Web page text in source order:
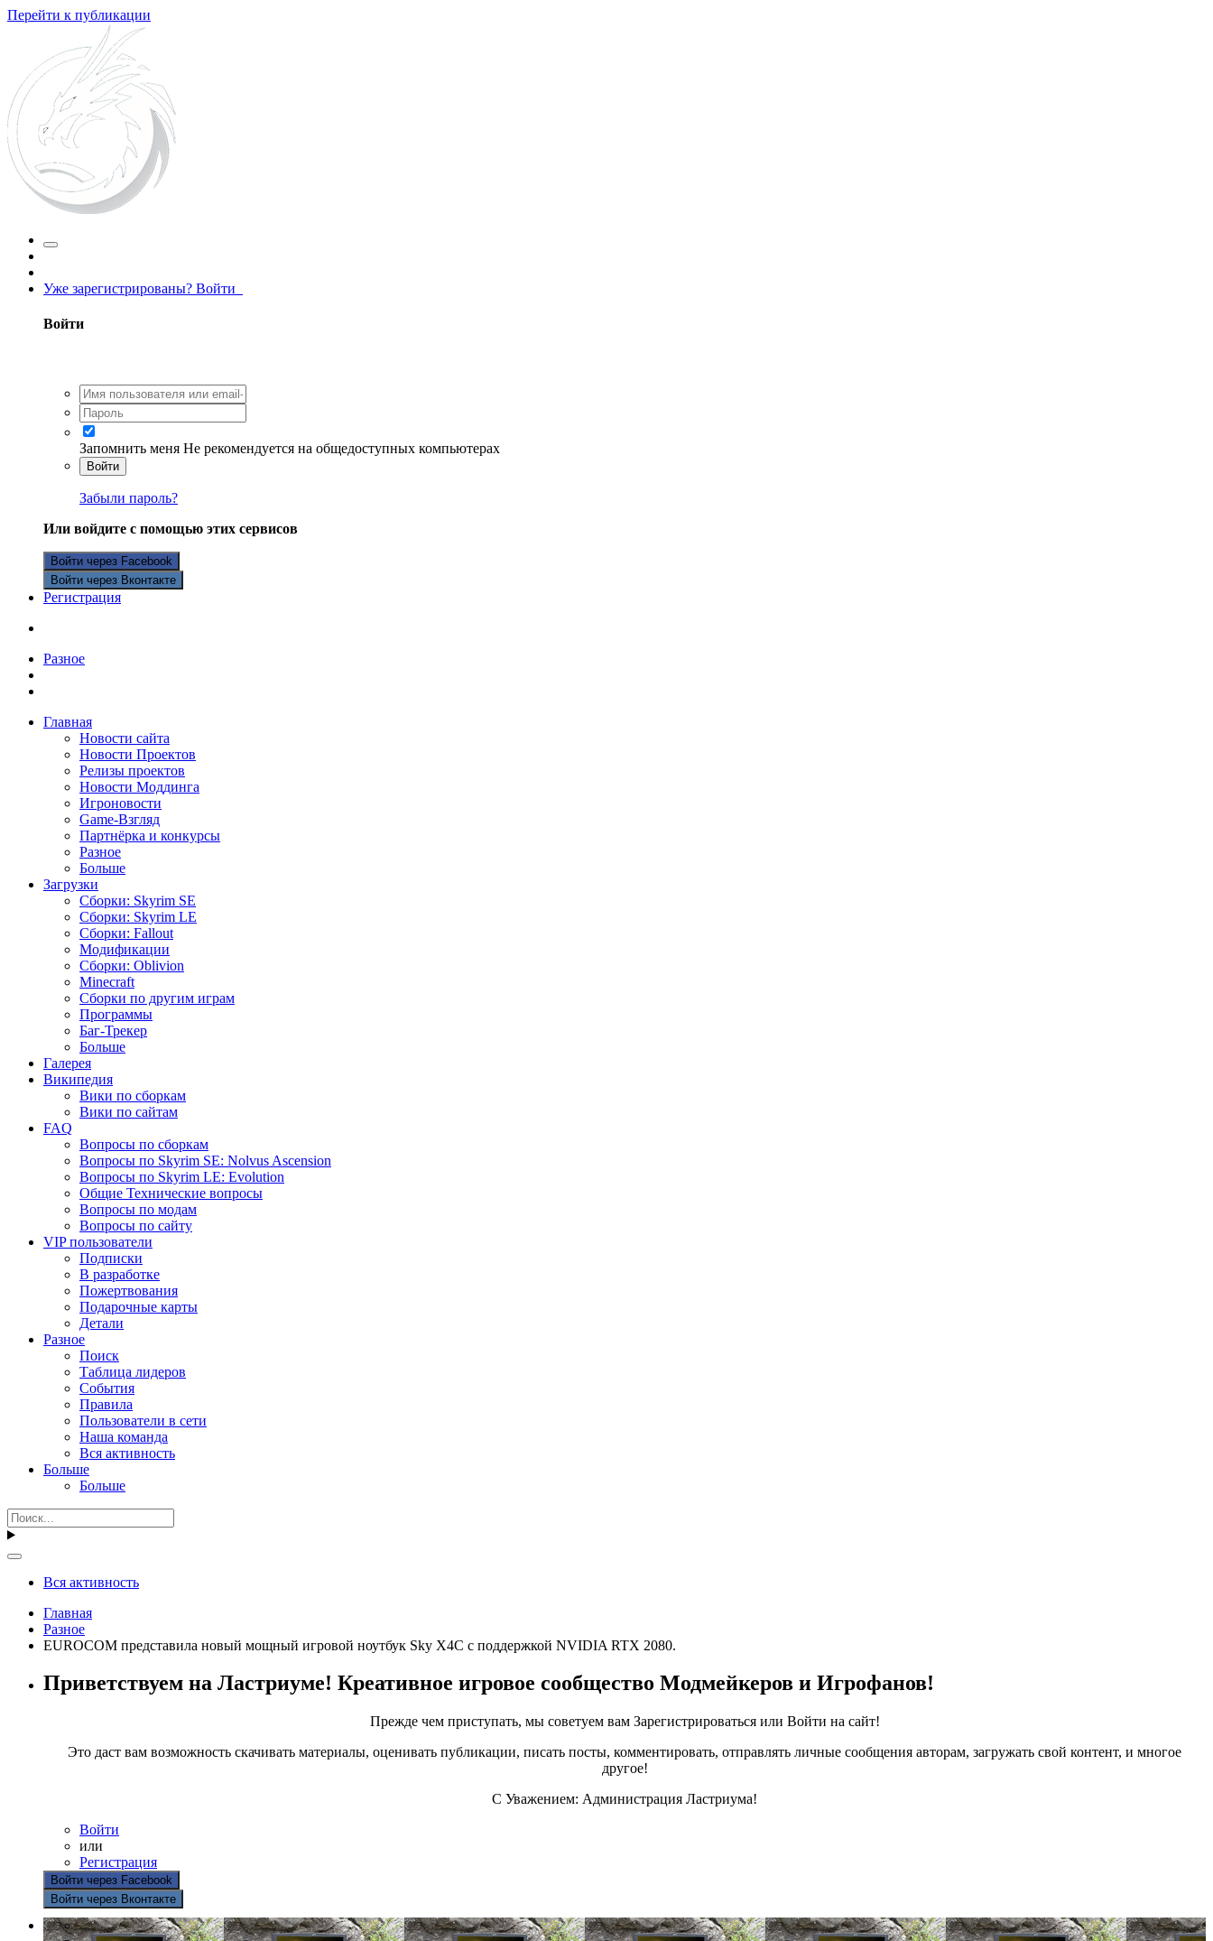
Перейти к публикации
Уже зарегистрированы? Войти
Войти
Запомнить меня Не рекомендуется на общедоступных компьютерах
Войти
Забыли пароль?
Или войдите с помощью этих сервисов
Войти через Facebook
Войти через Вконтакте
Регистрация
Разное
Главная
Новости сайта
Новости Проектов
Релизы проектов
Новости Моддинга
Игроновости
Game-Взгляд
Партнёрка и конкурсы
Разное
Больше
Загрузки
Сборки: Skyrim SE
Сборки: Skyrim LE
Сборки: Fallout
Модификации
Сборки: Oblivion
Minecraft
Сборки по другим играм
Программы
Баг-Трекер
Больше
Галерея
Википедия
Вики по сборкам
Вики по сайтам
FAQ
Вопросы по сборкам
Вопросы по Skyrim SE: Nolvus Ascension
Вопросы по Skyrim LE: Evolution
Общие Технические вопросы
Вопросы по модам
Вопросы по сайту
VIP пользователи
Подписки
В разработке
Пожертвования
Подарочные карты
Детали
Разное
Поиск
Таблица лидеров
События
Правила
Пользователи в сети
Наша команда
Вся активность
Больше
Больше
Вся активность
Главная
Разное
EUROCOM представила новый мощный игровой ноутбук Sky X4C с поддержкой NVIDIA RTX 2080.
Приветствуем на Ластриуме! Креативное игровое сообщество Модмейкеров и Игрофанов!
Прежде чем приступать, мы советуем вам Зарегистрироваться или Войти на сайт!
Это даст вам возможность скачивать материалы, оценивать публикации, писать посты, комментировать, отправлять личные сообщения авторам, загружать свой контент, и многое
другое!
С Уважением: Администрация Ластриума!
Войти
или
Регистрация
Войти через Facebook
Войти через Вконтакте